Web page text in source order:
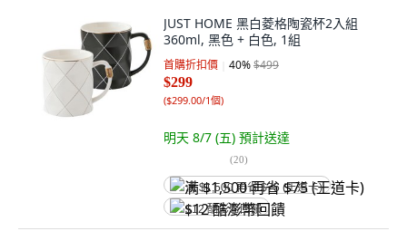
JUST HOME 黑白菱格陶瓷杯2入組
360ml, 黑色 + 白色, 1組
首購折扣價 40%$499
$299
($299.00/1個)
明天 8/7 (五) 預計送達
(20)
满 $1,500 再省 $75 (王道卡)
$12 酷澎幣回饋